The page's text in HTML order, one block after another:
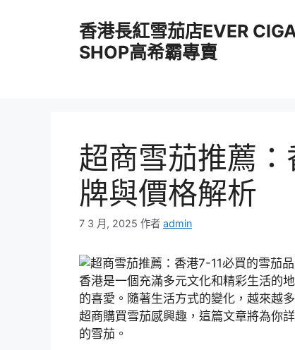
香港長紅雪茄店EVER
SHOP高希霸專賣
超商雪茄推薦
牌與價格解析
7 3 月, 2025 作者 admin
香港是一個充滿多元文化和精彩生活的
的喜愛。隨著生活方式的變化，越來越
超商購買雪茄感興趣，這篇文章將為你
的雪茄。